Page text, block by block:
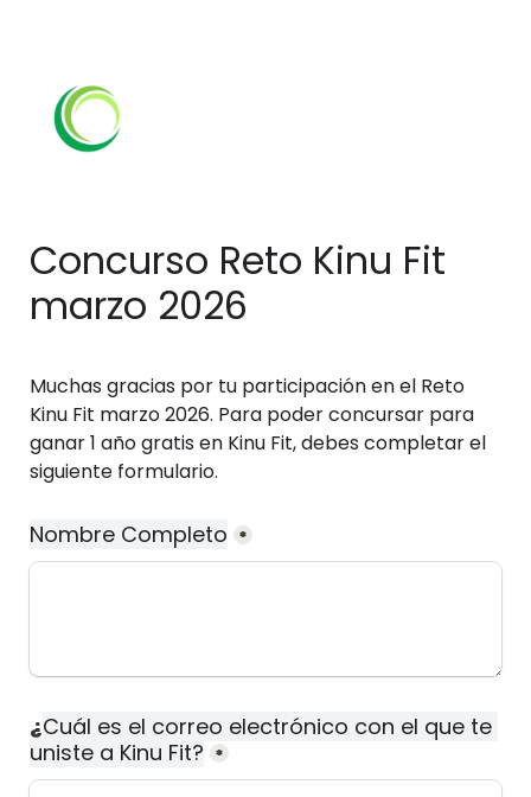
Concurso Reto Kinu Fit
marzo 2026
Muchas gracias por tu participación en el Reto
Kinu Fit marzo 2026. Para poder concursar para
ganar 1 año gratis en Kinu Fit, debes completar el
siguiente formulario.
Nombre Completo *
¿Cuál es el correo electrónico con el que te
uniste a Kinu Fit? *